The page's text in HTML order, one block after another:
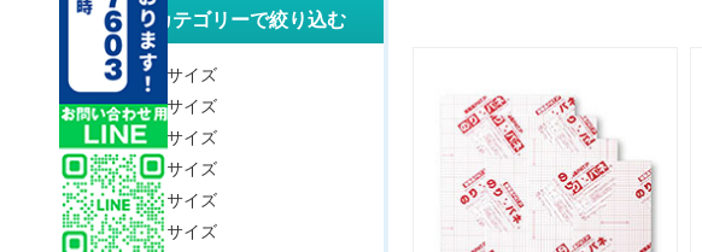
カテゴリーで絞り込む
A0サイズ
A1サイズ
A2サイズ
A3サイズ
A4サイズ
B0サイズ